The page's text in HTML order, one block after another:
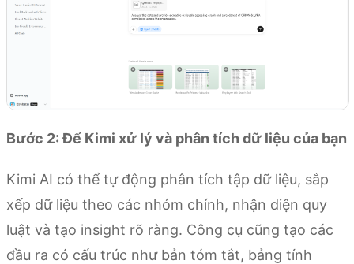
Bước 2: Để Kimi xử lý và phân tích dữ liệu của bạn
Kimi AI có thể tự động phân tích tập dữ liệu, sắp
xếp dữ liệu theo các nhóm chính, nhận diện quy
luật và tạo insight rõ ràng. Công cụ cũng tạo các
đầu ra có cấu trúc như bản tóm tắt, bảng tính